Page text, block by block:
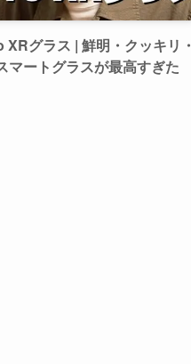
XRグラス | 鮮明・クッキリ・
マートグラスが最高すぎた